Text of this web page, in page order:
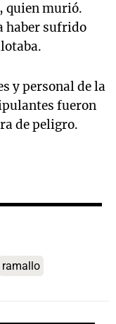
, quien murió.
haber sufrido
y personal de la
fueron
de peligro.
ramallo